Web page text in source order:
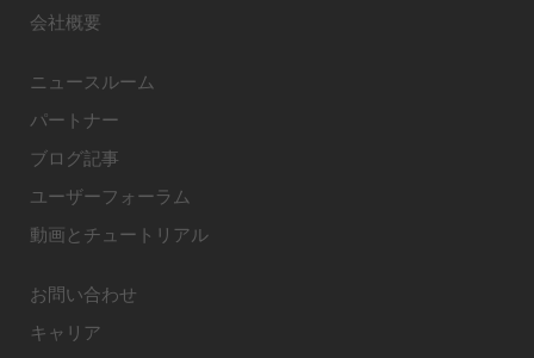
会社概要
ニュースルーム
パートナー
ブログ記事
ユーザーフォーラム
動画とチュートリアル
お問い合わせ
キャリア